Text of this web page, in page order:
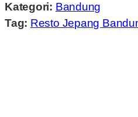
Kategori: Bandung
Tag: Resto Jepang